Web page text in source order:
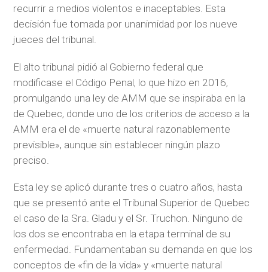
recurrir a medios violentos e inaceptables. Esta
decisión fue tomada por unanimidad por los nueve
jueces del tribunal.
El alto tribunal pidió al Gobierno federal que
modificase el Código Penal, lo que hizo en 2016,
promulgando una ley de AMM que se inspiraba en la
de Quebec, donde uno de los criterios de acceso a la
AMM era el de «muerte natural razonablemente
previsible», aunque sin establecer ningún plazo
preciso.
Esta ley se aplicó durante tres o cuatro años, hasta
que se presentó ante el Tribunal Superior de Quebec
el caso de la Sra. Gladu y el Sr. Truchon. Ninguno de
los dos se encontraba en la etapa terminal de su
enfermedad. Fundamentaban su demanda en que los
conceptos de «fin de la vida» y «muerte natural